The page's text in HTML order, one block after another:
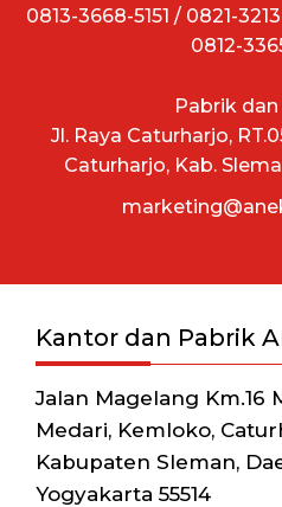
0813-3668-5151 / 0821-
0812-
Pabrik
Jl. Raya Caturharjo,
Caturharjo, Kab.
Kantor dan Pabrik
Jalan Magelang Km.16
Medari, Kemloko,
Kabupaten Sleman,
Yogyakarta 55514